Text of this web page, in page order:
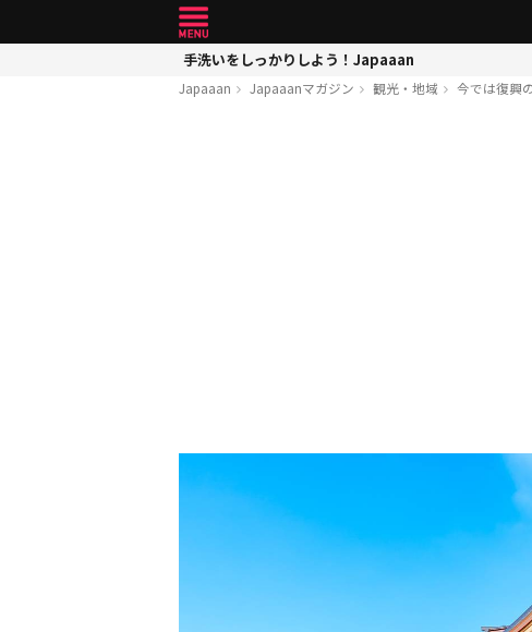
手洗いをしっかりしよう！Japaaan
Japaaan Japaaanマガジン 観光・地域 今では復興